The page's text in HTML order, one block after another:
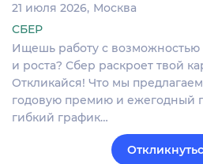
21 июля 2026 Москва
СБЕР
Ищешь работу с возможностью
и роста? Сбер раскроет твой
Откликайся! Что мы
годовую премию и ежегодный
гибкий график…